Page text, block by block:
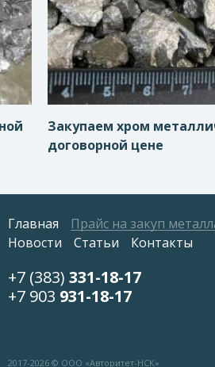
Закупаем хром
договорной цене
Главная Прайс на закуп
Новости
Статьи Контакты
+7 (383) 331-18-17
+7 903 931-18-17
2017-2026 © ООО «Авторитет-НСК»